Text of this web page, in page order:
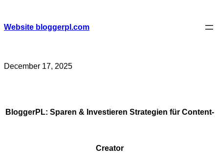
content
Website bloggerpl.com
December 17, 2025
BloggerPL: Sparen & Investieren Strategien für Content-
Creator